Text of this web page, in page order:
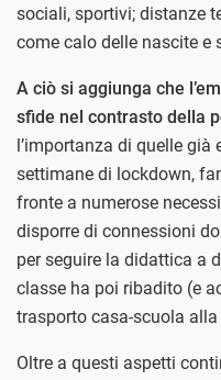
sociali, sportivi; distanze
come calo delle nascite e
A ciò si aggiunga che
sfide nel contrasto della
l’importanza di quelle
settimane di lockdown,
fronte a numerose
disporre di connessioni
per seguire la didattica a
classe ha poi ribadito (e
trasporto casa-scuola
Oltre a questi aspetti